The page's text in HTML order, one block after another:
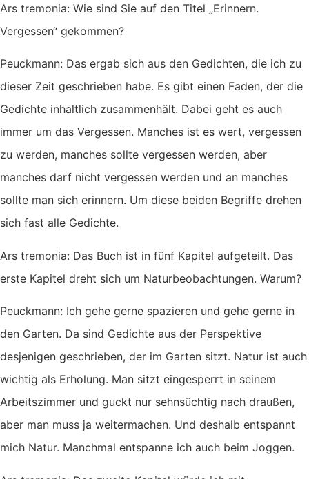
Ars tremonia: Wie sind Sie auf den Titel „Erinnern.
Vergessen“ gekommen?
Peuckmann: Das ergab sich aus den Gedichten, die ich zu
dieser Zeit geschrieben habe. Es gibt einen Faden, der die
Gedichte inhaltlich zusammenhält. Dabei geht es auch
immer um das Vergessen. Manches ist es wert, vergessen
zu werden, manches sollte vergessen werden, aber
manches darf nicht vergessen werden und an manches
sollte man sich erinnern. Um diese beiden Begriffe drehen
sich fast alle Gedichte.
Ars tremonia: Das Buch ist in fünf Kapitel aufgeteilt. Das
erste Kapitel dreht sich um Naturbeobachtungen. Warum?
Peuckmann: Ich gehe gerne spazieren und gehe gerne in
den Garten. Da sind Gedichte aus der Perspektive
desjenigen geschrieben, der im Garten sitzt. Natur ist auch
wichtig als Erholung. Man sitzt eingesperrt in seinem
Arbeitszimmer und guckt nur sehnsüchtig nach draußen,
aber man muss ja weitermachen. Und deshalb entspannt
mich Natur. Manchmal entspanne ich auch beim Joggen.